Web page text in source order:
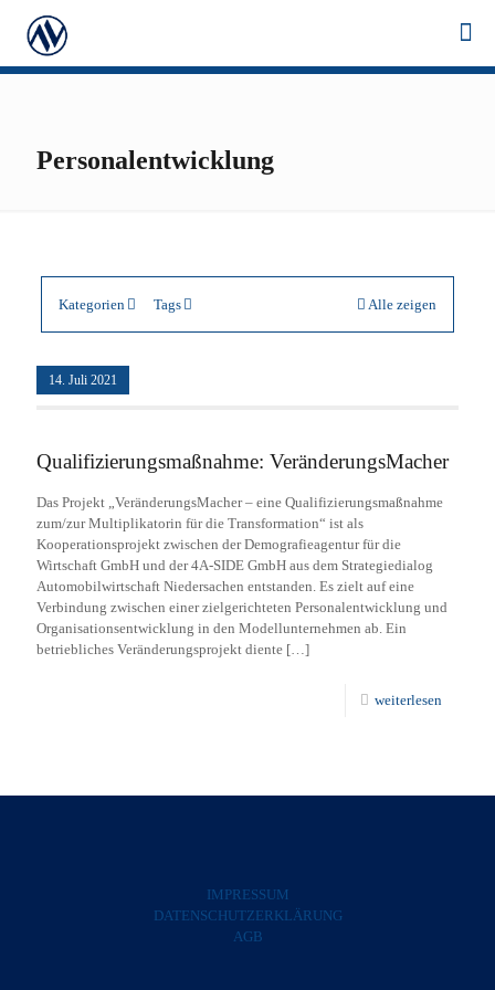
Personalentwicklung
Kategorien Tags Alle zeigen
14. Juli 2021
Qualifizierungsmaßnahme: VeränderungsMacher
Das Projekt „VeränderungsMacher – eine Qualifizierungsmaßnahme
zum/zur Multiplikatorin für die Transformation“ ist als
Kooperationsprojekt zwischen der Demografieagentur für die
Wirtschaft GmbH und der 4A-SIDE GmbH aus dem Strategiedialog
Automobilwirtschaft Niedersachen entstanden. Es zielt auf eine
Verbindung zwischen einer zielgerichteten Personalentwicklung und
Organisationsentwicklung in den Modellunternehmen ab. Ein
betriebliches Veränderungsprojekt diente […]
weiterlesen
IMPRESSUM
DATENSCHUTZERKLÄRUNG
AGB